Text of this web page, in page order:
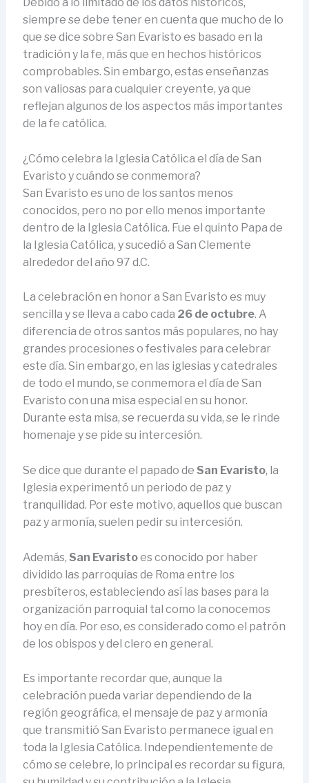
siempre se debe tener en cuenta que mucho de lo
que se dice sobre San Evaristo es basado en la
tradición y la fe, más que en hechos históricos
comprobables. Sin embargo, estas enseñanzas
son valiosas para cualquier creyente, ya que
reflejan algunos de los aspectos más importantes
de la fe católica.
¿Cómo celebra la Iglesia Católica el día de San
Evaristo y cuándo se conmemora?
San Evaristo es uno de los santos menos
conocidos, pero no por ello menos importante
dentro de la Iglesia Católica. Fue el quinto Papa de
la Iglesia Católica, y sucedió a San Clemente
alrededor del año 97 d.C.
La celebración en honor a San Evaristo es muy
sencilla y se lleva a cabo cada 26 de octubre. A
diferencia de otros santos más populares, no hay
grandes procesiones o festivales para celebrar
este día. Sin embargo, en las iglesias y catedrales
de todo el mundo, se conmemora el día de San
Evaristo con una misa especial en su honor.
Durante esta misa, se recuerda su vida, se le rinde
homenaje y se pide su intercesión.
Se dice que durante el papado de San Evaristo, la
Iglesia experimentó un periodo de paz y
tranquilidad. Por este motivo, aquellos que buscan
paz y armonía, suelen pedir su intercesión.
Además, San Evaristoes conocido por haber
dividido las parroquias de Roma entre los
presbíteros, estableciendo así las bases para la
organización parroquial tal como la conocemos
hoy en día. Por eso, es considerado como el patrón
de los obispos y del clero en general.
Es importante recordar que, aunque la
celebración pueda variar dependiendo de la
región geográfica, el mensaje de paz y armonía
que transmitió San Evaristo permanece igual en
toda la Iglesia Católica. Independientemente de
cómo se celebre, lo principal es recordar su figura,